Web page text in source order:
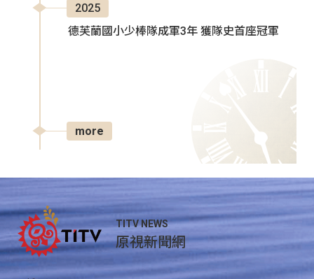
2025
德芙蘭國小少棒隊成軍3年 獲隊史首座冠軍
more
TITV NEWS
原視新聞網